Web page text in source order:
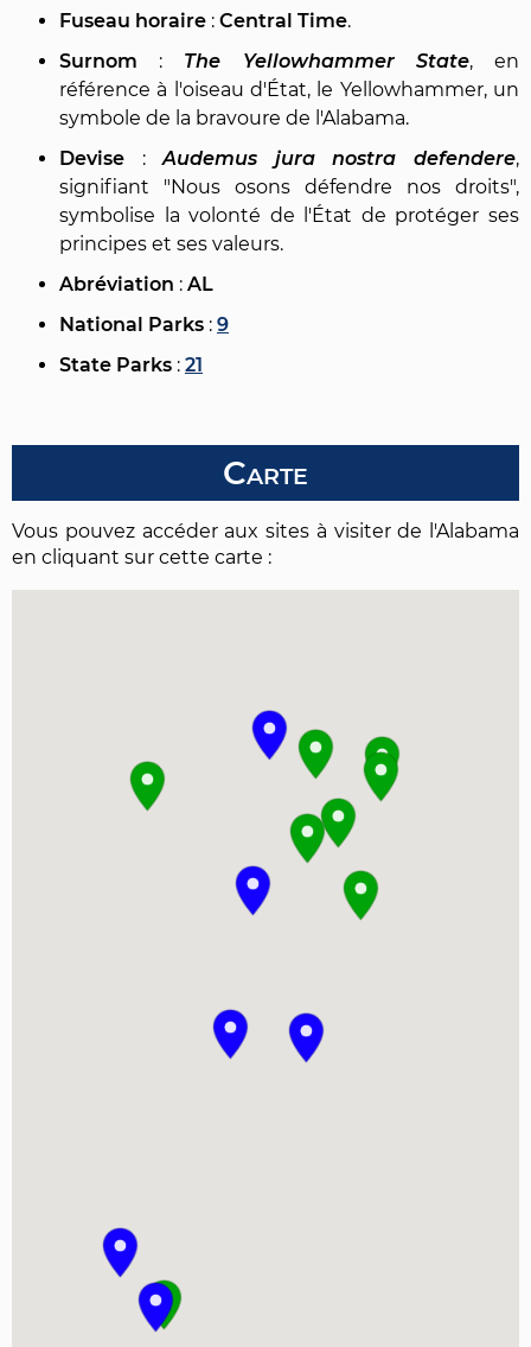
Fuseau horaire : Central Time.
Surnom : The Yellowhammer State, en
référence à l'oiseau d'État, le Yellowhammer, un
symbole de la bravoure de l'Alabama.
Devise :Audemus jura nostra defendere,
signifiant "Nous osons défendre nos droits",
symbolise la volonté de l'État de protéger ses
principes et ses valeurs.
Abréviation : AL
National Parks : 9
State Parks : 21
Carte
Vous pouvez accéder aux sites à visiter de l'Alabama
en cliquant sur cette carte :